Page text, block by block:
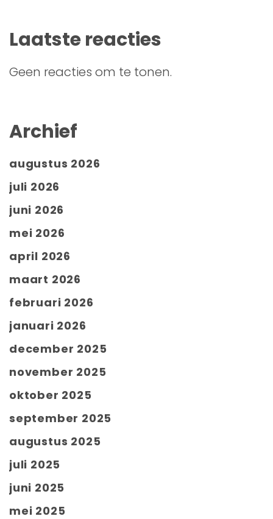
Laatste reacties
Geen reacties om te tonen.
Archief
augustus 2026
juli 2026
juni 2026
mei 2026
april 2026
maart 2026
februari 2026
januari 2026
december 2025
november 2025
oktober 2025
september 2025
augustus 2025
juli 2025
juni 2025
mei 2025